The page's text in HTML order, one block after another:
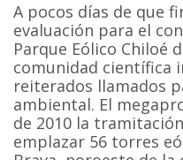
A pocos días de que
evaluación para el
Parque Eólico Chiloé
comunidad científica
reiterados llamados
ambiental. El
de 2010 la
emplazar 56 torres